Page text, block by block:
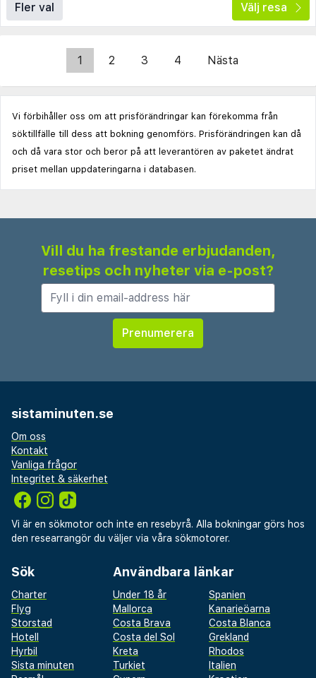
Fler val Välj resa
1 2 3 4 Nästa
Vi förbihåller oss om att prisförändringar kan förekomma från
söktillfälle till dess att bokning genomförs. Prisförändringen kan då
och då vara stor och beror på att leverantören av paketet ändrat
priset mellan uppdateringarna i databasen.
Vill du ha frestande erbjudanden,
resetips och nyheter via e-post?
sistaminuten.se
Om oss
Kontakt
Vanliga frågor
Integritet & säkerhet
Vi är en sökmotor och inte en resebyrå. Alla bokningar görs hos
den researrangör du väljer via våra sökmotorer.
Sök
Charter
Flyg
Storstad
Hotell
Hyrbil
Sista minuten
Användbara länkar
Under 18 år
Spanien
Mallorca
Kanarieöarna
Costa Brava
Costa Blanca
Costa del Sol
Grekland
Kreta
Rhodos
Turkiet
Italien